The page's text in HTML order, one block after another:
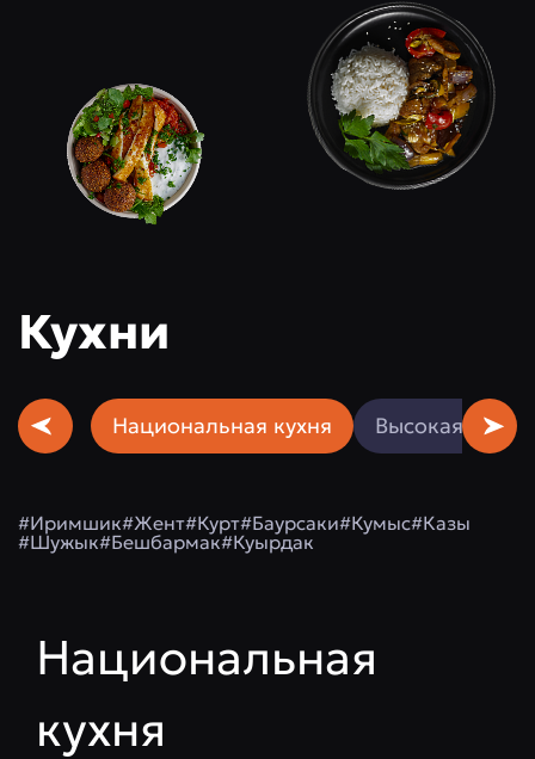
Кухни
Национальная кухня Высокая кухня
#Иримшик#Жент#Курт#Баурсаки#Кумыс#Казы
#Шужык#Бешбармак#Куырдак
Национальная
кухня